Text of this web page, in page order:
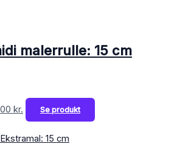
malerrulle: 15 cm
kr. Se produkt